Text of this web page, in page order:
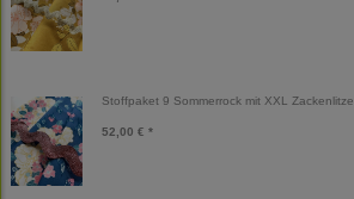
Stoffpaket 9 Sommerrock mit XXL Zackenlitze
52,00 € *